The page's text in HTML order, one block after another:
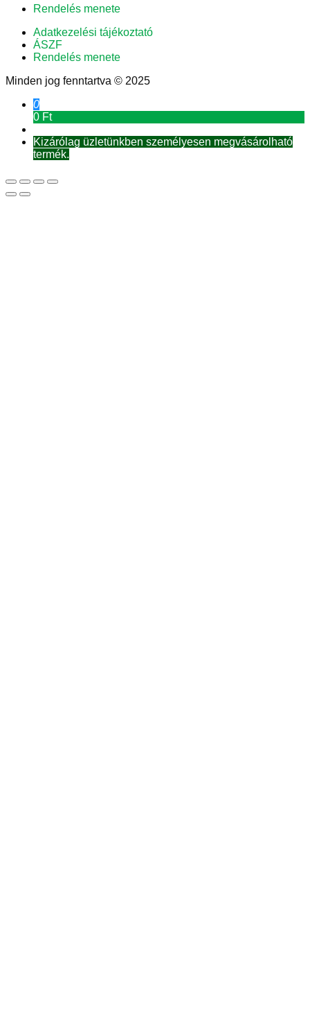
Rendelés menete
Adatkezelési tájékoztató
ÁSZF
Rendelés menete
Minden jog fenntartva © 2025
0
0 Ft
Kizárólag üzletünkben személyesen megvásárolható
termék.